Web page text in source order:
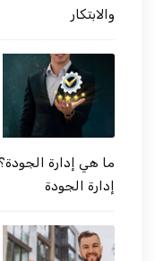
والابتكار
ما هي إدارة
إدارة الجودة